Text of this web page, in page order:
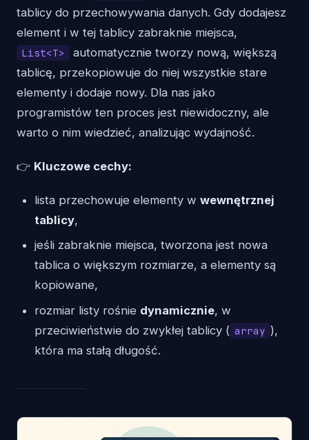
tablicy do przechowywania danych. Gdy dodajesz
element i w tej tablicy zabraknie miejsca,
List<T>
automatycznie tworzy nową, większą
tablicę, przekopiowuje do niej wszystkie stare
elementy i dodaje nowy. Dla nas jako
programistów ten proces jest niewidoczny, ale
warto o nim wiedzieć, analizując wydajność.
👉 Kluczowe cechy:
lista przechowuje elementy w wewnętrznej
tablicy,
jeśli zabraknie miejsca, tworzona jest nowa
tablica o większym rozmiarze, a elementy są
kopiowane,
rozmiar listy rośnie dynamicznie, w
przeciwieństwie do zwykłej tablicy ( array ),
która ma stałą długość.